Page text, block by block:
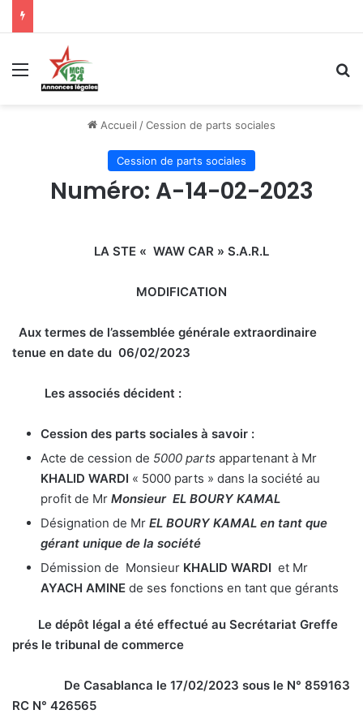
Menu
Accueil /Cession de parts sociales
Cession de parts sociales
Numéro: A-14-02-2023
LA STE « WAW CAR » S.A.R.L
MODIFICATION
Aux termes de l’assemblée générale extraordinaire
tenue en date du 06/02/2023
Les associés décident :
Cession des parts sociales à savoir :
Acte de cession de 5000 parts appartenant à Mr
KHALID WARDI « 5000 parts » dans la société au
profit de Mr Monsieur EL BOURY KAMAL
Désignation de Mr EL BOURY KAMAL en tant que
gérant unique de la société
Démission de Monsieur KHALID WARDI et Mr
AYACH AMINE de ses fonctions en tant que gérants
Le dépôt légal a été effectué au Secrétariat Greffe
prés le tribunal de commerce
De Casablanca le 17/02/2023 sous le N° 859163
RC N° 426565